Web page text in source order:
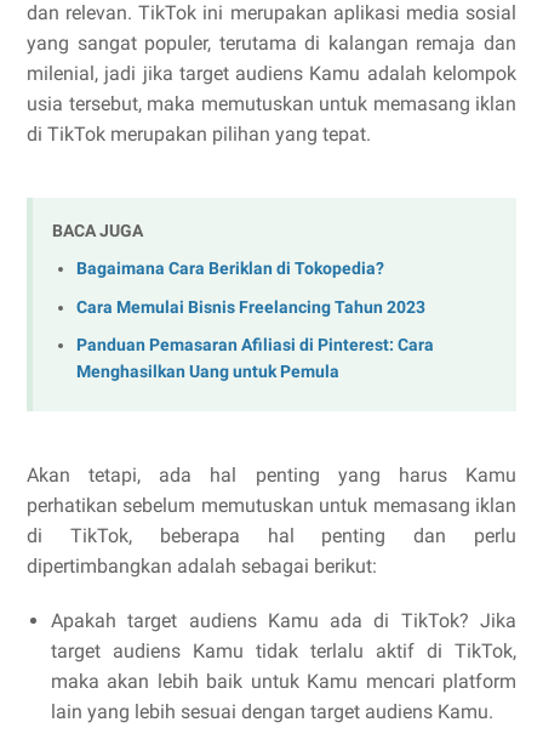
dan relevan. TikTok ini merupakan aplikasi media sosial
yang sangat populer, terutama di kalangan remaja dan
milenial, jadi jika target audiens Kamu adalah kelompok
usia tersebut, maka memutuskan untuk memasang iklan
di TikTok merupakan pilihan yang tepat.
BACA JUGA
Bagaimana Cara Beriklan di Tokopedia?
Cara Memulai Bisnis Freelancing Tahun 2023
Panduan Pemasaran Afiliasi di Pinterest: Cara
Menghasilkan Uang untuk Pemula
Akan tetapi, ada hal penting yang harus Kamu
perhatikan sebelum memutuskan untuk memasang iklan
di TikTok, beberapa hal penting dan perlu
dipertimbangkan adalah sebagai berikut:
Apakah target audiens Kamu ada di TikTok? Jika
target audiens Kamu tidak terlalu aktif di TikTok,
maka akan lebih baik untuk Kamu mencari platform
lain yang lebih sesuai dengan target audiens Kamu.